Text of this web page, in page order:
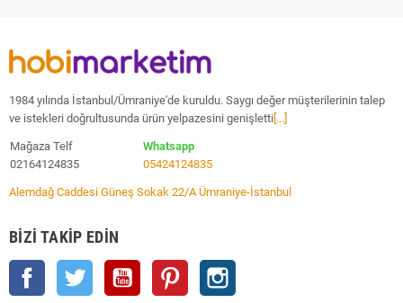
1984 yılında İstanbul/Ümraniye'de kuruldu. Saygı değer müşterilerinin talep
ve istekleri doğrultusunda ürün yelpazesini genişletti [...]
Mağaza Telf
02164124835
Whatsapp
05424124835
Alemdağ Caddesi Güneş Sokak 22/A Ümraniye-İstanbul
BIZI TAKIP EDIN
Facebook Twitter YouTube Pinterest